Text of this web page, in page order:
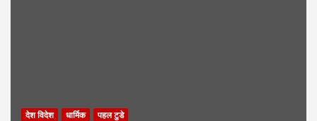
देश विदेश धार्मिक पहल टुडे